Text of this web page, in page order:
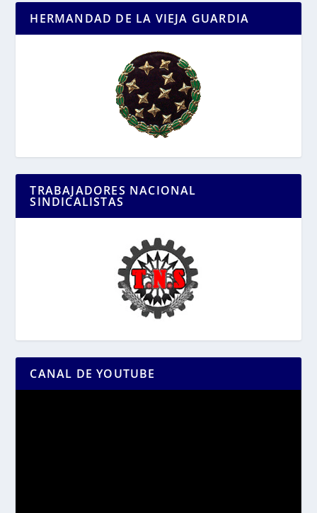
HERMANDAD DE LA VIEJA GUARDIA
TRABAJADORES NACIONAL
SINDICALISTAS
CANAL DE YOUTUBE